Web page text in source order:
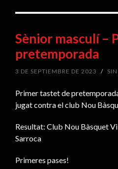
Sènior masculí –
pretemporada
3 DE SEPTIEMBRE DE 2023 /
Primer tastet de
jugat contra el club Nou
Resultat: Club Nou Bàsquet
Sarroca
Primeres pases!